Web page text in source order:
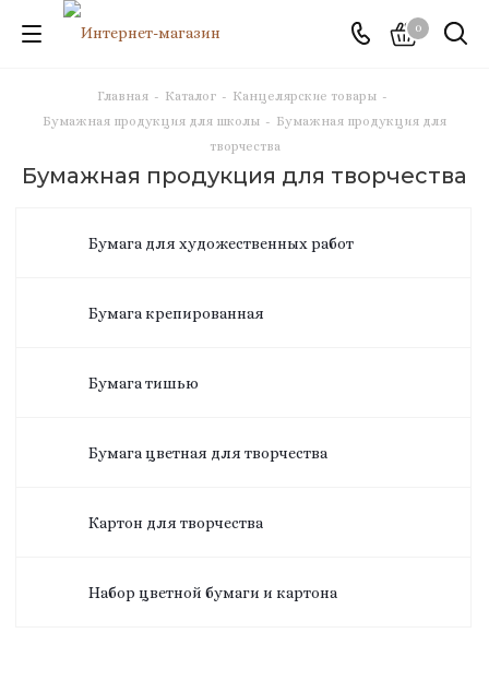
0
Главная - Каталог - Канцелярские товары -
Бумажная продукция для школы - Бумажная продукция для
творчества
Бумажная продукция для творчества
Бумага для художественных работ
Бумага крепированная
Бумага тишью
Бумага цветная для творчества
Картон для творчества
Набор цветной бумаги и картона